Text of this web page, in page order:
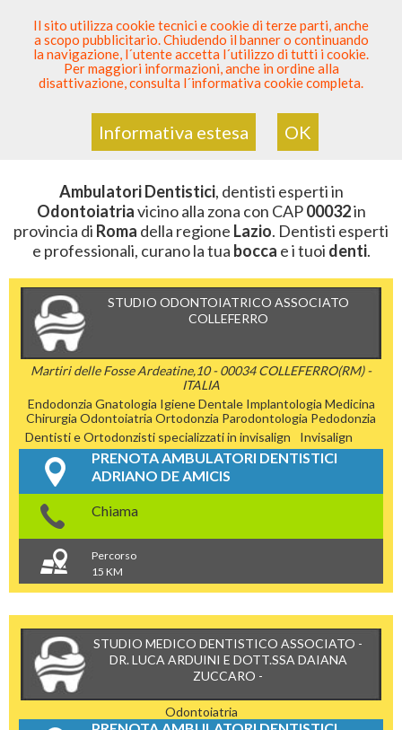
SEI DENTISTA? PARTECIPA
Sei QuiElenco Dentista Sicuro > Odontoiatria>
Ambulatori Dentistici>Lazio >Roma>CAP 00032
ZONA CON CAP 00032
Ambulatori Dentistici, dentisti esperti in
Odontoiatriavicino alla zona con CAP00032in
provincia di Roma della regione Lazio. Dentisti esperti
e professionali, curano la tua bocca e i tuoi denti.
STUDIO ODONTOIATRICO ASSOCIATO
COLLEFERRO
Martiri delle Fosse Ardeatine,10 - 00034 COLLEFERRO(RM) -
ITALIA
Endodonzia Gnatologia Igiene Dentale Implantologia Medicina
Chirurgia Odontoiatria Ortodonzia Parodontologia Pedodonzia
Dentisti e Ortodonzisti specializzati in invisalign
Invisalign
PRENOTA AMBULATORI DENTISTICI
ADRIANO DE AMICIS
Chiama
Percorso
15 KM
STUDIO MEDICO DENTISTICO ASSOCIATO -
DR. LUCA ARDUINI E DOTT.SSA DAIANA
ZUCCARO -
Odontoiatria
Il sito utilizza cookie tecnici e cookie di terze parti, anche
a scopo pubblicitario. Chiudendo il banner o continuando
la navigazione, l´utente accetta l´utilizzo di tutti i cookie.
Per maggiori informazioni, anche in ordine alla
disattivazione, consulta l´informativa cookie completa.
Informativa estesa OK